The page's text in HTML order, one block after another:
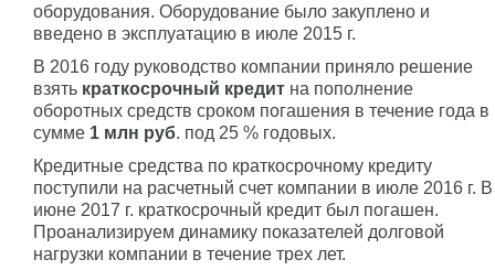
оборудования. Оборудование было закуплено и
введено в эксплуатацию в июле 2015 г.
В 2016 году руководство компании приняло решение
взять краткосрочный кредит на пополнение
оборотных средств сроком погашения в течение года в
сумме 1 млн руб. под 25 % годовых.
Кредитные средства по краткосрочному кредиту
поступили на расчетный счет компании в июле 2016 г. В
июне 2017 г. краткосрочный кредит был погашен.
Проанализируем динамику показателей долговой
нагрузки компании в течение трех лет.